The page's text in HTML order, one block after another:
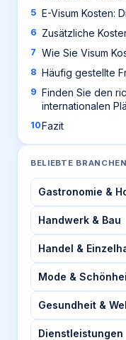
E-Visum Kosten:
Zusätzliche
Wie Sie Visum
Häufig gestellte
Finden Sie den
internationalen
Fazit
BELIEBTE BRANCHEN
Gastronomie &
Handwerk & Bau
Handel &
Mode &
Gesundheit &
Dienstleistungen